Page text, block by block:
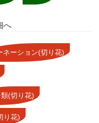
へ
ネーション(切り花)
(切り花)
り花)